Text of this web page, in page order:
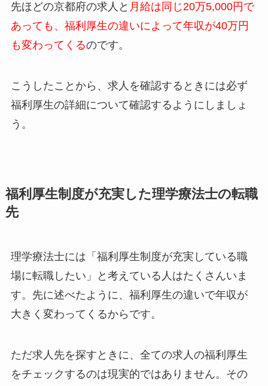
先ほどの京都府の求人と 月給は同じ20万5,000円で
あっても、福利厚生の違いによって年収が40万円
も変わってくるのです。
こうしたことから、求人を確認するときには必ず
福利厚生の詳細について確認するようにしましょ
う。
福利厚生制度が充実した理学療法士の転職
先
理学療法士には「福利厚生制度が充実している職
場に転職したい」と考えている人はたくさんいま
す。先に述べたように、福利厚生の違いで年収が
大きく変わってくるからです。
ただ求人先を探すときに、全ての求人の福利厚生
をチェックするのは現実的ではありません。その